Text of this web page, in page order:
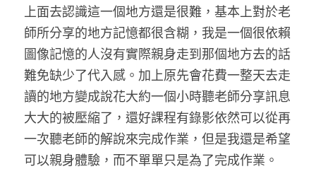
上面去認識這一個地方還是很難，基本上對於老
師所分享的地方記憶都很含糊，我是一個很依賴
圖像記憶的人沒有實際親身走到那個地方去的話
難免缺少了代入感。加上原先會花費一整天去走
讀的地方變成說花大約一個小時聽老師分享訊息
大大的被壓縮了，還好課程有錄影依然可以從再
一次聽老師的解說來完成作業，但是我還是希望
可以親身體驗，而不單單只是為了完成作業。